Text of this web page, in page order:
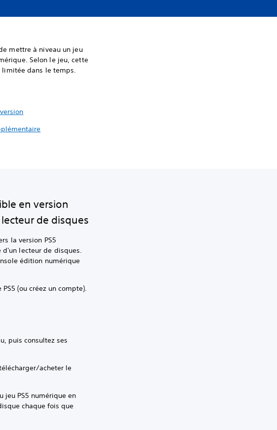
mettre à niveau un jeu
Selon le jeu, cette
limitée dans le temps.
en version
de disques
la version PS5
d'un lecteur de disques.
édition numérique
(ou créez un compte).
puis consultez ses
acheter le
jeu PS5 numérique en
chaque fois que